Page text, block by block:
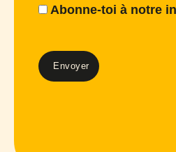
Abonne-toi à notre